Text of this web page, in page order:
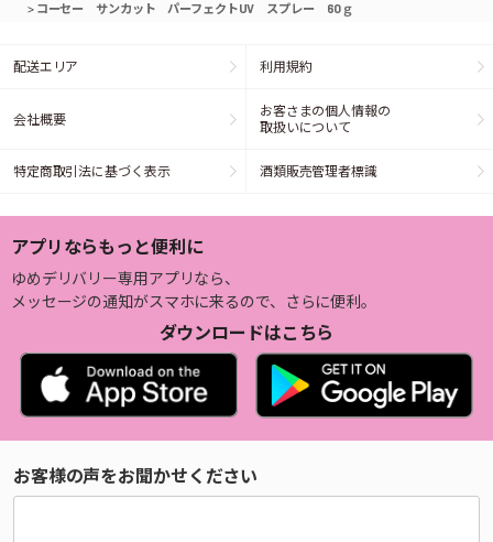
> コーセー サンカット パーフェクトUV スプレー 60ｇ
配送エリア 利用規約
会社概要
お客さまの個人情報の
取扱いについて
特定商取引法に基づく表示 酒類販売管理者標識
アプリならもっと便利に
ゆめデリバリー専用アプリなら、
メッセージの通知がスマホに来るので、さらに便利。
ダウンロードはこちら
お客様の声をお聞かせください